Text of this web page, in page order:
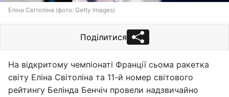
Еліна Світоліна (фото: Getty Images)
Поділитися
На відкритому чемпіонаті Франції сьома ракетка
світу Еліна Світоліна та 11-й номер світового
рейтингу Белінда Бенчіч провели надзвичайно